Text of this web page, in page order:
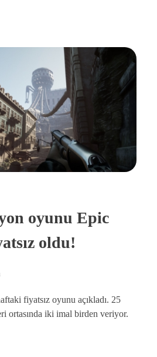
oyunu Epic
oldu!
fiyatsız oyunu açıkladı. 25
ortasında iki imal birden veriyor.